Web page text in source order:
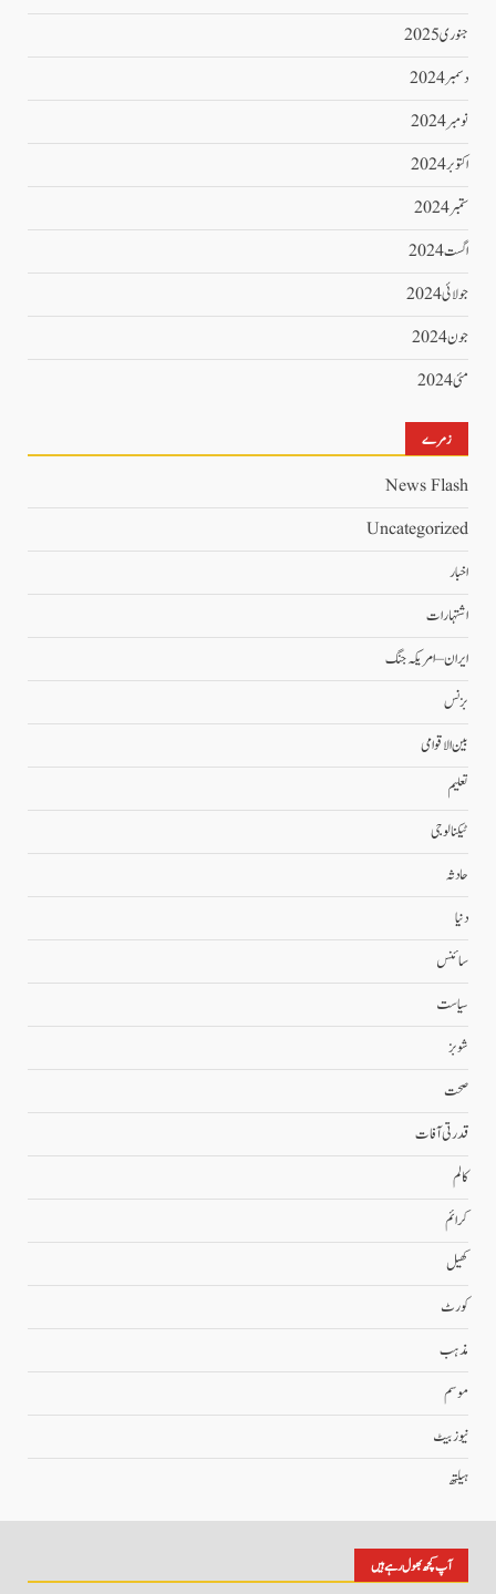
جنوری 2025
دسمبر 2024
نومبر 2024
اکتوبر 2024
ستمبر 2024
اگست 2024
جولائی 2024
جون 2024
مئی 2024
زمرے
News Flash
Uncategorized
اخبار
اشتہارات
ایران – امریکہ جنگ
بزنس
بین الاقوامی
تعلیم
ٹیکنالوجی
حادثہ
دنیا
سائنس
سیاست
شوبز
صحت
قدرتی آفات
کالم
کرائم
کھیل
کورٹ
مذہب
موسم
نیوز بیٹ
ہیلتھ
آپ کچھ بھول رہے ہیں